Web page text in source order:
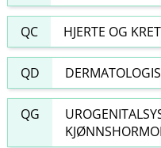
QC HJERTE OG
QD
QG